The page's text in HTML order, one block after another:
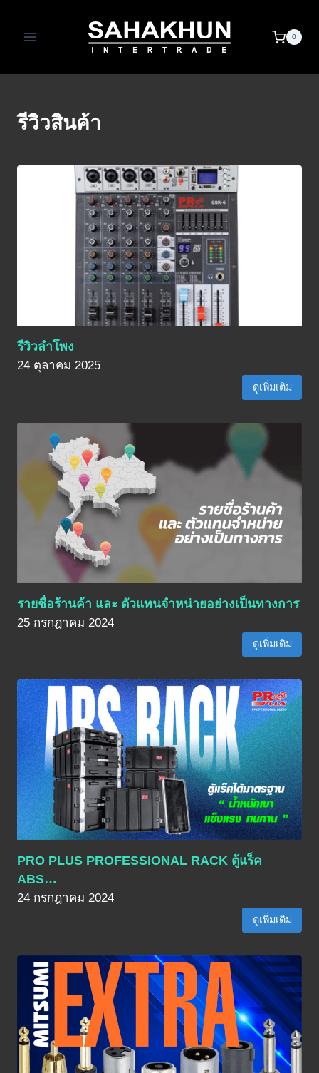
0
รีวิวสินค้า
รีวิวลำโพง
24 ตุลาคม 2025
ดูเพิ่มเติม
รายชื่อร้านค้า และ ตัวแทนจำหน่ายอย่างเป็นทางการ
25 กรกฎาคม 2024
ดูเพิ่มเติม
PRO PLUS PROFESSIONAL RACK ตู้แร็ค
ABS…
24 กรกฎาคม 2024
ดูเพิ่มเติม